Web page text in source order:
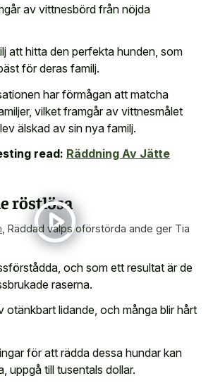
av vittnesbörd från nöjda
att hitta den perfekta hunden, som
för deras familj.
har förmågan att matcha
vilket framgår av vittnesmålet
älskad av sin nya familj.
read: Räddning Av Jätte
röstlösa
Räddad valps oförstörda ande ger Tia
och som ett resultat är de
raserna.
otänkbart lidande, och många blir hårt
för att rädda dessa hundar kan
uppgå till tusentals dollar.